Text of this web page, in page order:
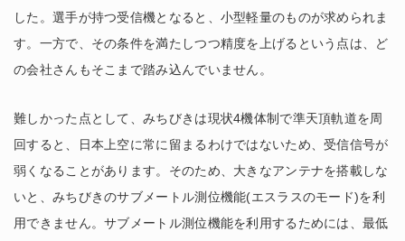
した。選手が持つ受信機となると、小型軽量のものが求められま
す。一方で、その条件を満たしつつ精度を上げるという点は、ど
の会社さんもそこまで踏み込んでいません。
難しかった点として、みちびきは現状4機体制で準天頂軌道を周
回すると、日本上空に常に留まるわけではないため、受信信号が
弱くなることがあります。そのため、大きなアンテナを搭載しな
いと、みちびきのサブメートル測位機能(エスラスのモード)を利
用できません。サブメートル測位機能を利用するためには、最低